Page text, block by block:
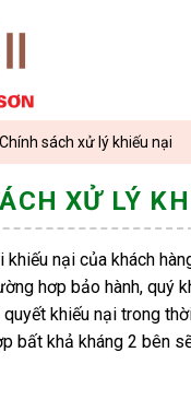
Chính sách xử lý khiếu nại
XỬ LÝ
khiếu nại của khách
hơp bảo hành, quý
khiếu nại trong
bất khả kháng 2 bên